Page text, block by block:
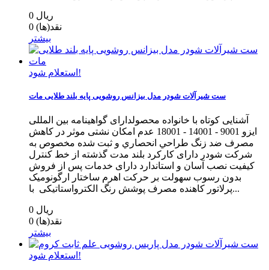
0 ریال
0 نقد(ها)
بیشتر
استعلام شود!
ست شیرآلات شودر مدل بیزانس روشویی پایه بلند طلایی مات
آشنایی کوتاه با خانواده محصولدارای گواهینامه بین المللی
ایزو 9001 - 14001 - 18001 عدم امکان نشتی موثر در کاهش
مصرف ضد زنگ طراحي انحصاري و ثبت شده مخصوص به
شرکت شودر دارای کارکرد بلند مدت گذشته از خط كنترل
كيفيت نصب آسان و استاندارد دارای خدمات پس از فروش
بدون رسوب سهولت بر حرکت اهرم ساختار ارگونومیک
پرلاتور کاهنده مصرف پوشش رنگ الکترواستاتیکی با...
0 ریال
0 نقد(ها)
بیشتر
استعلام شود!